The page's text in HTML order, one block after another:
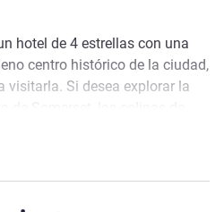
hotel de 4 estrellas con una
centro histórico de la ciudad,
visitarla. Si desea explorar la
5 km del hotel, por lo que el